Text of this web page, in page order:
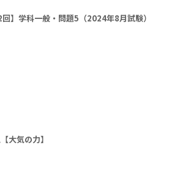
回】学科一般・問題5（2024年8月試験）
大気の力】